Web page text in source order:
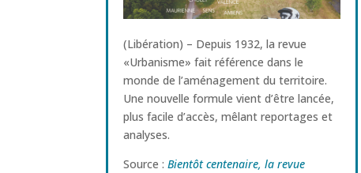
(Libération) – Depuis 1932, la revue
«Urbanisme» fait référence dans le
monde de l’aménagement du territoire.
Une nouvelle formule vient d’être lancée,
plus facile d’accès, mêlant reportages et
analyses.
Source :Bientôt centenaire, la revue